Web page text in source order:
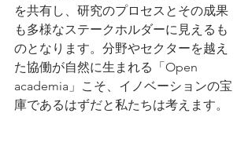
を共有し、研究のプロセスとその成果
も多様なステークホルダーに見えるも
のとなります。分野やセクターを越え
た協働が自然に生まれる「Open
academia」こそ、イノベーションの宝
庫であるはずだと私たちは考えます。